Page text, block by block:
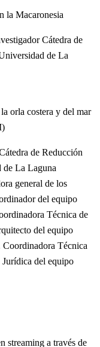
la Macaronesia
Cátedra de
de La
orla costera y del mar
de Reducción
de La Laguna
general de los
del equipo
Técnica de
del equipo
Técnica
del equipo
streaming a través de